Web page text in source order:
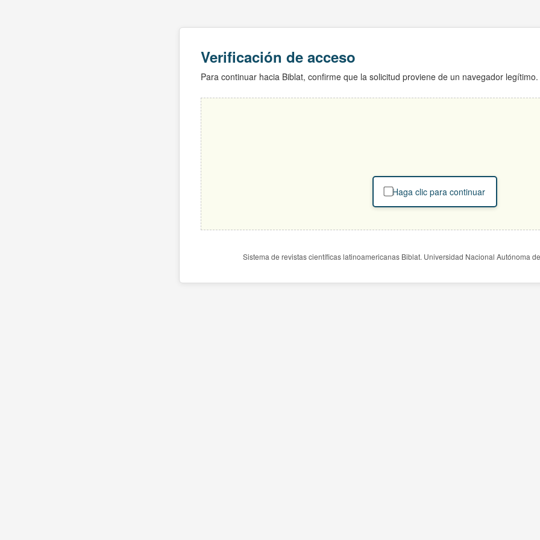
Verificación de acceso
Para continuar hacia Biblat, confirme que la solicitud proviene de un navegador legítimo.
Haga clic para continuar
Sistema de revistas científicas latinoamericanas Biblat. Universidad Nacional Autónoma